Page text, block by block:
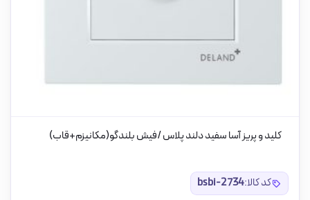
کلید و پریز آسا سفید دلند پلاس /فیش بلندگو(مکانیزم+قاب)
کد کالا:bsbi-2734